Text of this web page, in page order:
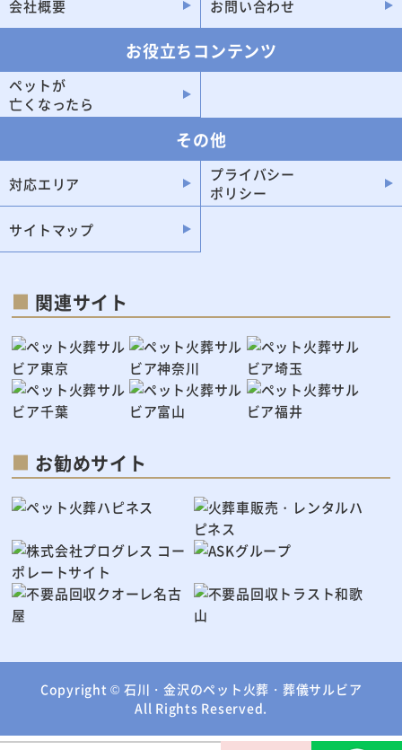
会社概要 お問い合わせ
お役立ちコンテンツ
ペットが
亡くなったら
その他
対応エリア
プライバシー
ポリシー
サイトマップ
関連サイト
お勧めサイト
Copyright © 石川・金沢のペット火葬・葬儀サルビア
All Rights Reserved.